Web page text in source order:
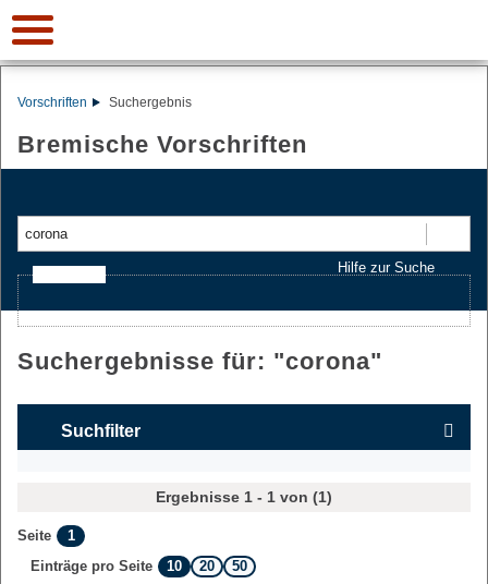
Vorschriften Suchergebnis
Bremische Vorschriften
Hilfe zur Suche
Suchergebnisse für: "corona"
Suchfilter
Ergebnisse 1 - 1 von (1)
Seite
1
Einträge pro Seite
10 20 50